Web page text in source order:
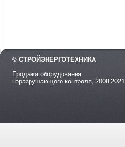
© СТРОЙЭНЕРГОТЕХНИКА
Продажа оборудования
неразрушающего контроля, 2008-2021